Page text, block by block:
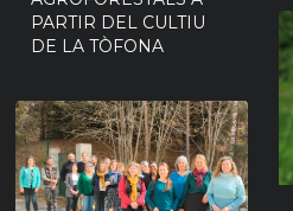
PARTIR DEL CULTIU
DE LA TÒFONA